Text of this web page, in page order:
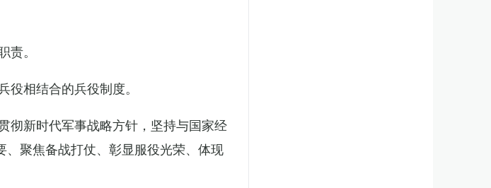
。
相结合的兵役制度。
彻新时代军事战略方针，坚持与国家经
聚焦备战打仗、彰显服役光荣、体现